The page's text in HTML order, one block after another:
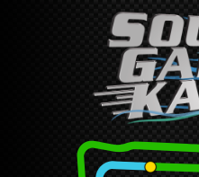
Skip
to
main
content